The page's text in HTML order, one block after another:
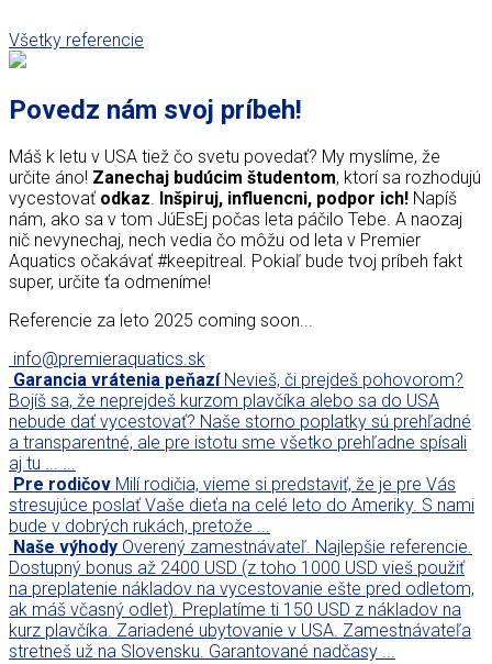
Všetky referencie
Povedz nám svoj príbeh!
Máš k letu v USA tiež čo svetu povedať? My myslíme, že
určite áno! Zanechaj budúcim študentom, ktorí sa rozhodujú
vycestovať odkaz. Inšpiruj, influencni, podpor ich! Napíš
nám, ako sa v tom JúEsEj počas leta páčilo Tebe. A naozaj
nič nevynechaj, nech vedia čo môžu od leta v Premier
Aquatics očakávať #keepitreal. Pokiaľ bude tvoj príbeh fakt
super, určite ťa odmeníme!
Referencie za leto 2025 coming soon...
info@premieraquatics.sk
Garancia vrátenia peňazíNevieš, či prejdeš pohovorom?
Bojíš sa, že neprejdeš kurzom plavčíka alebo sa do USA
nebude dať vycestovať? Naše storno poplatky sú prehľadné
a transparentné, ale pre istotu sme všetko prehľadne spísali
aj tu ... ...
Pre rodičov Milí rodičia, vieme si predstaviť, že je pre Vás
stresujúce poslať Vaše dieťa na celé leto do Ameriky. S nami
bude v dobrých rukách, pretože ...
Naše výhody Overený zamestnávateľ. Najlepšie referencie.
Dostupný bonus až 2400 USD (z toho 1000 USD vieš použiť
na preplatenie nákladov na vycestovanie ešte pred odletom,
ak máš včasný odlet). Preplatíme ti 150 USD z nákladov na
kurz plavčíka. Zariadené ubytovanie v USA. Zamestnávateľa
stretneš už na Slovensku. Garantované nadčasy ...